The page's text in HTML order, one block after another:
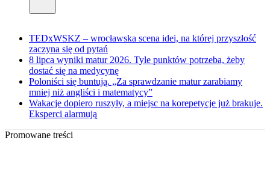
TEDxWSKZ – wrocławska scena idei, na której przyszłość
zaczyna się od pytań
8 lipca wyniki matur 2026. Tyle punktów potrzeba, żeby
dostać się na medycynę
Poloniści się buntują. „Za sprawdzanie matur zarabiamy
mniej niż angliści i matematycy”
Wakacje dopiero ruszyły, a miejsc na korepetycje już brakuje.
Eksperci alarmują
Promowane treści